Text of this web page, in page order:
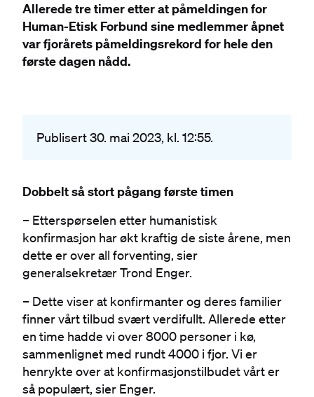
Allerede tre timer etter at påmeldingen for
Human-Etisk Forbund sine medlemmer åpnet
var fjorårets påmeldingsrekord for hele den
første dagen nådd.
Publisert 30. mai 2023, kl. 12:55.
Dobbelt så stort pågang første timen
– Etterspørselen etter humanistisk
konfirmasjon har økt kraftig de siste årene, men
dette er over all forventing, sier
generalsekretær Trond Enger.
– Dette viser at konfirmanter og deres familier
finner vårt tilbud svært verdifullt. Allerede etter
en time hadde vi over 8000 personer i kø,
sammenlignet med rundt 4000 i fjor. Vi er
henrykte over at konfirmasjonstilbudet vårt er
så populært, sier Enger.